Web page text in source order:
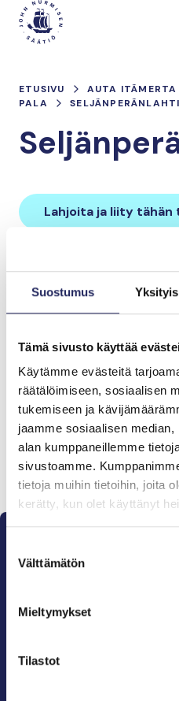
Suostumus
Tämä sivusto käyttää
Käytämme evästeitä
räätälöimiseen, sosiaalisen
tukemiseen ja
jaamme sosiaalisen
alan kumppaneillemme
sivustoamme.
tietoja muihin tietoihin, joita
kerätty, kun olet käyttänyt
valinta
Välttämätön
Mieltymykset
Tilastot
Hyppää
sisältöön
Päävalikko
ETUSIVU AUTA ITÄMERTA
PALA
SELJÄNPERÄNLAHTI
Lahjoita ja liity tähän
Tiimin
Tiimille
lahjoitukset
Lahjoita ja liity tähän
Pelastamme Itämeren ja
John Nurmisen Säätiö on